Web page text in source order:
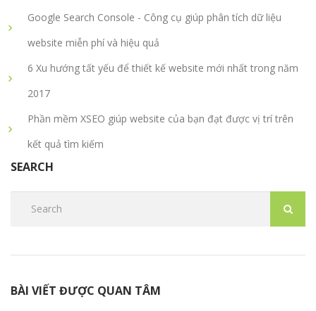
Google Search Console - Công cụ giúp phân tích dữ liệu
website miễn phí và hiệu quả
6 Xu hướng tất yếu để thiết kế website mới nhất trong năm
2017
Phần mềm XSEO giúp website của bạn đạt được vị trí trên
kết quả tìm kiếm
SEARCH
BÀI VIẾT ĐƯỢC QUAN TÂM